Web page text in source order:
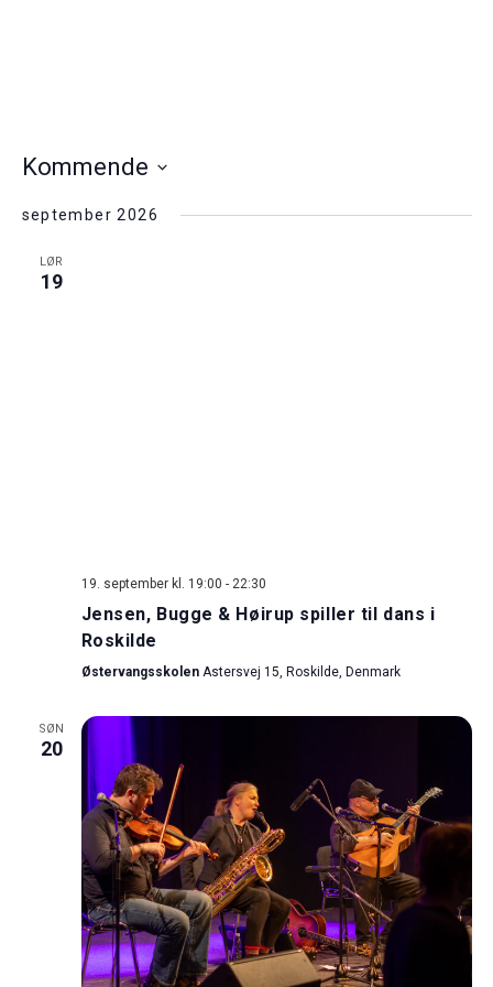
Kommende
dato.
september 2026
LØR
19
19. september kl. 19:00 - 22:30
Jensen, Bugge & Høirup spiller til dans i
Roskilde
Østervangsskolen Astersvej 15, Roskilde, Denmark
SØN
20